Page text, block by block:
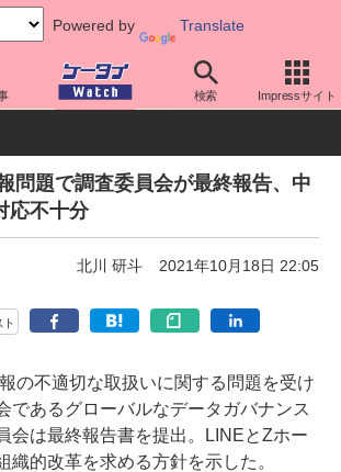
Powered by Translate
検索 Impressサイト
リ・サービス SNS
問題で調査委員会が最終報告、中
応不十分
北川 研斗 2021年10月18日 22:05
ト
の不適切な取扱いに関する問題を受け
であるグローバルなデータガバナンス
会は最終報告書を提出。LINEとZホー
織的改革を求める方針を示した。